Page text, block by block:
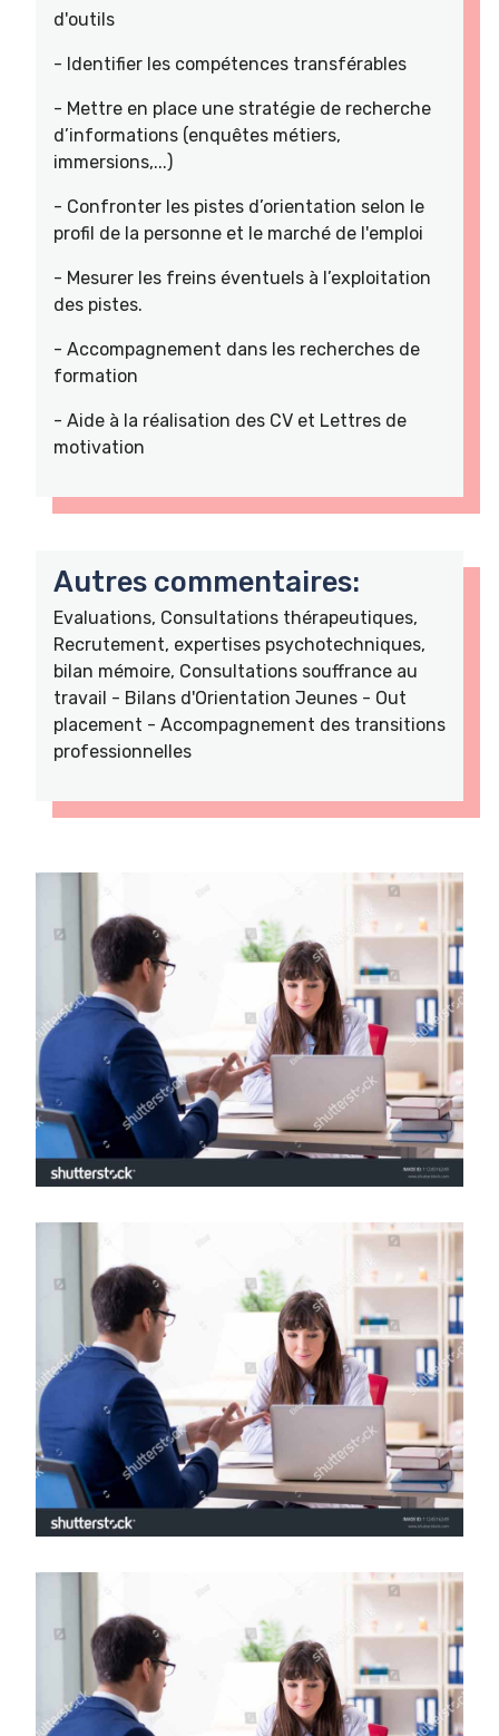
d'outils
- Identifier les compétences transférables
- Mettre en place une stratégie de recherche
d’informations (enquêtes métiers,
immersions,...)
- Confronter les pistes d’orientation selon le
profil de la personne et le marché de l'emploi
- Mesurer les freins éventuels à l’exploitation
des pistes.
- Accompagnement dans les recherches de
formation
- Aide à la réalisation des CV et Lettres de
motivation
Autres commentaires:
Evaluations, Consultations thérapeutiques,
Recrutement, expertises psychotechniques,
bilan mémoire, Consultations souffrance au
travail - Bilans d'Orientation Jeunes - Out
placement - Accompagnement des transitions
professionnelles